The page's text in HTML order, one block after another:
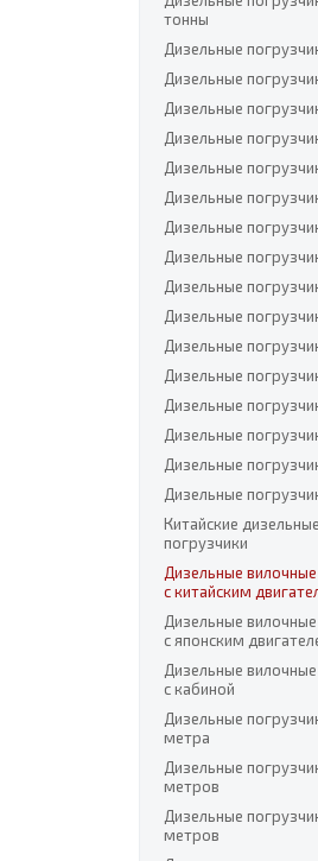
тонны
Дизельные
Дизельные
Дизельные
Дизельные
Дизельные
Дизельные
Дизельные
Дизельные
Дизельные
Дизельные
Дизельные
Дизельные
Дизельные
Дизельные
Дизельные
Дизельные
Китайские
погрузчики
Дизельные
с китайским
Дизельные
с японским
Дизельные
с кабиной
Дизельные
метра
Дизельные
метров
Дизельные
метров